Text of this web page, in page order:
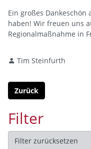
Ein großes
haben! Wir freuen uns
Regionalmaßnahme in
Tim Steinfurth
Zurück
Filter
Filter zurücksetzen